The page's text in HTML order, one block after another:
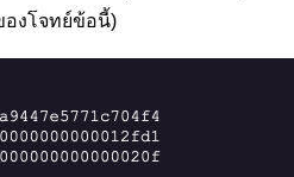
องโจทย์ข้อนี้)